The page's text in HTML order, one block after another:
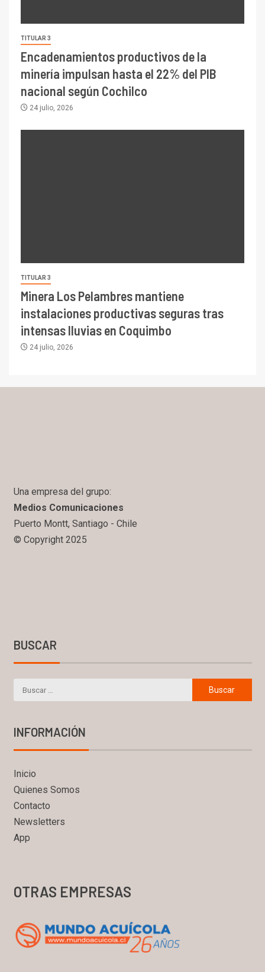
TITULAR 3
Encadenamientos productivos de la
minería impulsan hasta el 22% del PIB
nacional según Cochilco
24 julio, 2026
TITULAR 3
Minera Los Pelambres mantiene
instalaciones productivas seguras tras
intensas lluvias en Coquimbo
24 julio, 2026
Una empresa del grupo:
Medios Comunicaciones
Puerto Montt, Santiago - Chile
© Copyright 2025
BUSCAR
INFORMACIÓN
Inicio
Quienes Somos
Contacto
Newsletters
App
OTRAS EMPRESAS